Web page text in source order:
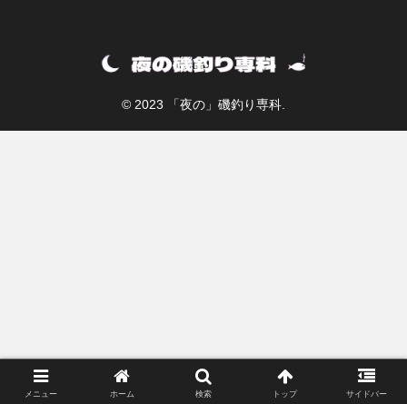
© 2023 「夜の」磯釣り専科.
メニュー ホーム 検索 トップ サイドバー